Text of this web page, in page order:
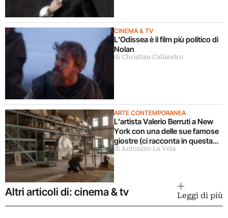
CINEMA & TV
L’Odissea è il film più politico di
Nolan
di Christian Caliandro
ARTE CONTEMPORANEA
L’artista Valerio Berruti a New
York con una delle sue famose
giostre (ci racconta in questa
intervista)
di Antonino La Vela
Altri articoli di: cinema & tv Leggi di più